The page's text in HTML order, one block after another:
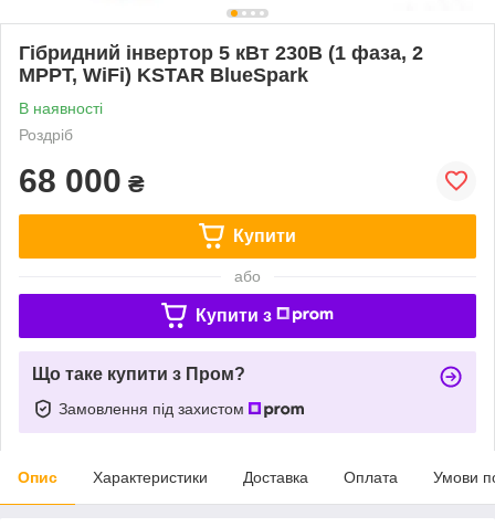
Гібридний інвертор 5 кВт 230В (1 фаза, 2
MPPT, WiFi) KSTAR BlueSpark
В наявності
Роздріб
68 000 ₴
Купити
або
Купити з
Що таке купити з Пром?
Замовлення під захистом
Опис Характеристики Доставка Оплата Умови